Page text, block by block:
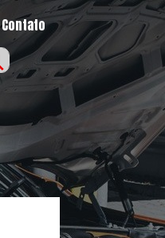
Contato